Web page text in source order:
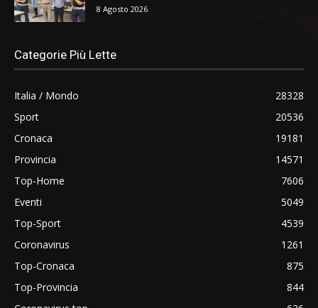
8 Agosto 2026
Categorie Più Lette
Italia / Mondo
28328
Sport
20536
Cronaca
19181
Provincia
14571
Top-Home
7606
Eventi
5049
Top-Sport
4539
Coronavirus
1261
Top-Cronaca
875
Top-Provincia
844